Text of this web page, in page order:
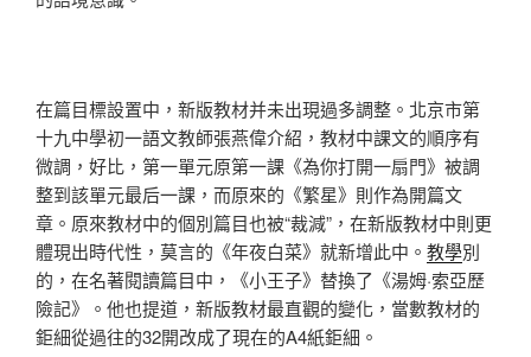
在篇目標設置中，新版教材并未出現過多調整。北京市第
十九中學初一語文教師張燕偉介紹，教材中課文的順序有
微調，好比，第一單元原第一課《為你打開一扇門》被調
整到該單元最后一課，而原來的《繁星》則作為開篇文
章。原來教材中的個別篇目也被“裁減”，在新版教材中則更
體現出時代性，莫言的《年夜白菜》就新增此中。 教學別
的，在名著閱讀篇目中，《小王子》替換了《湯姆·索亞歷
險記》。他也提道，新版教材最直觀的變化，當數教材的
鉅細從過往的32開改成了現在的A4紙鉅細。